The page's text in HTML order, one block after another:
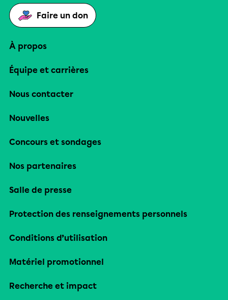
Faire un don
À propos
Équipe et carrières
Nous contacter
Nouvelles
Concours et sondages
Nos partenaires
Salle de presse
Protection des renseignements personnels
Conditions d’utilisation
Matériel promotionnel
Recherche et impact